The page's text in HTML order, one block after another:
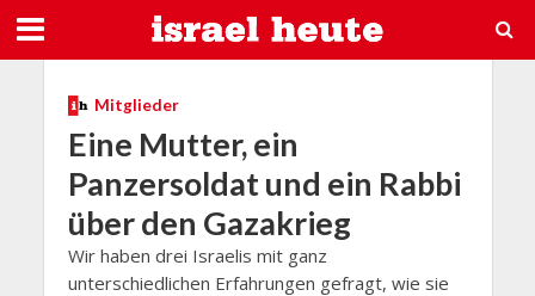
Mitglieder
Eine Mutter, ein
Panzersoldat und ein Rabbi
über den Gazakrieg
Wir haben drei Israelis mit ganz
unterschiedlichen Erfahrungen gefragt, wie sie